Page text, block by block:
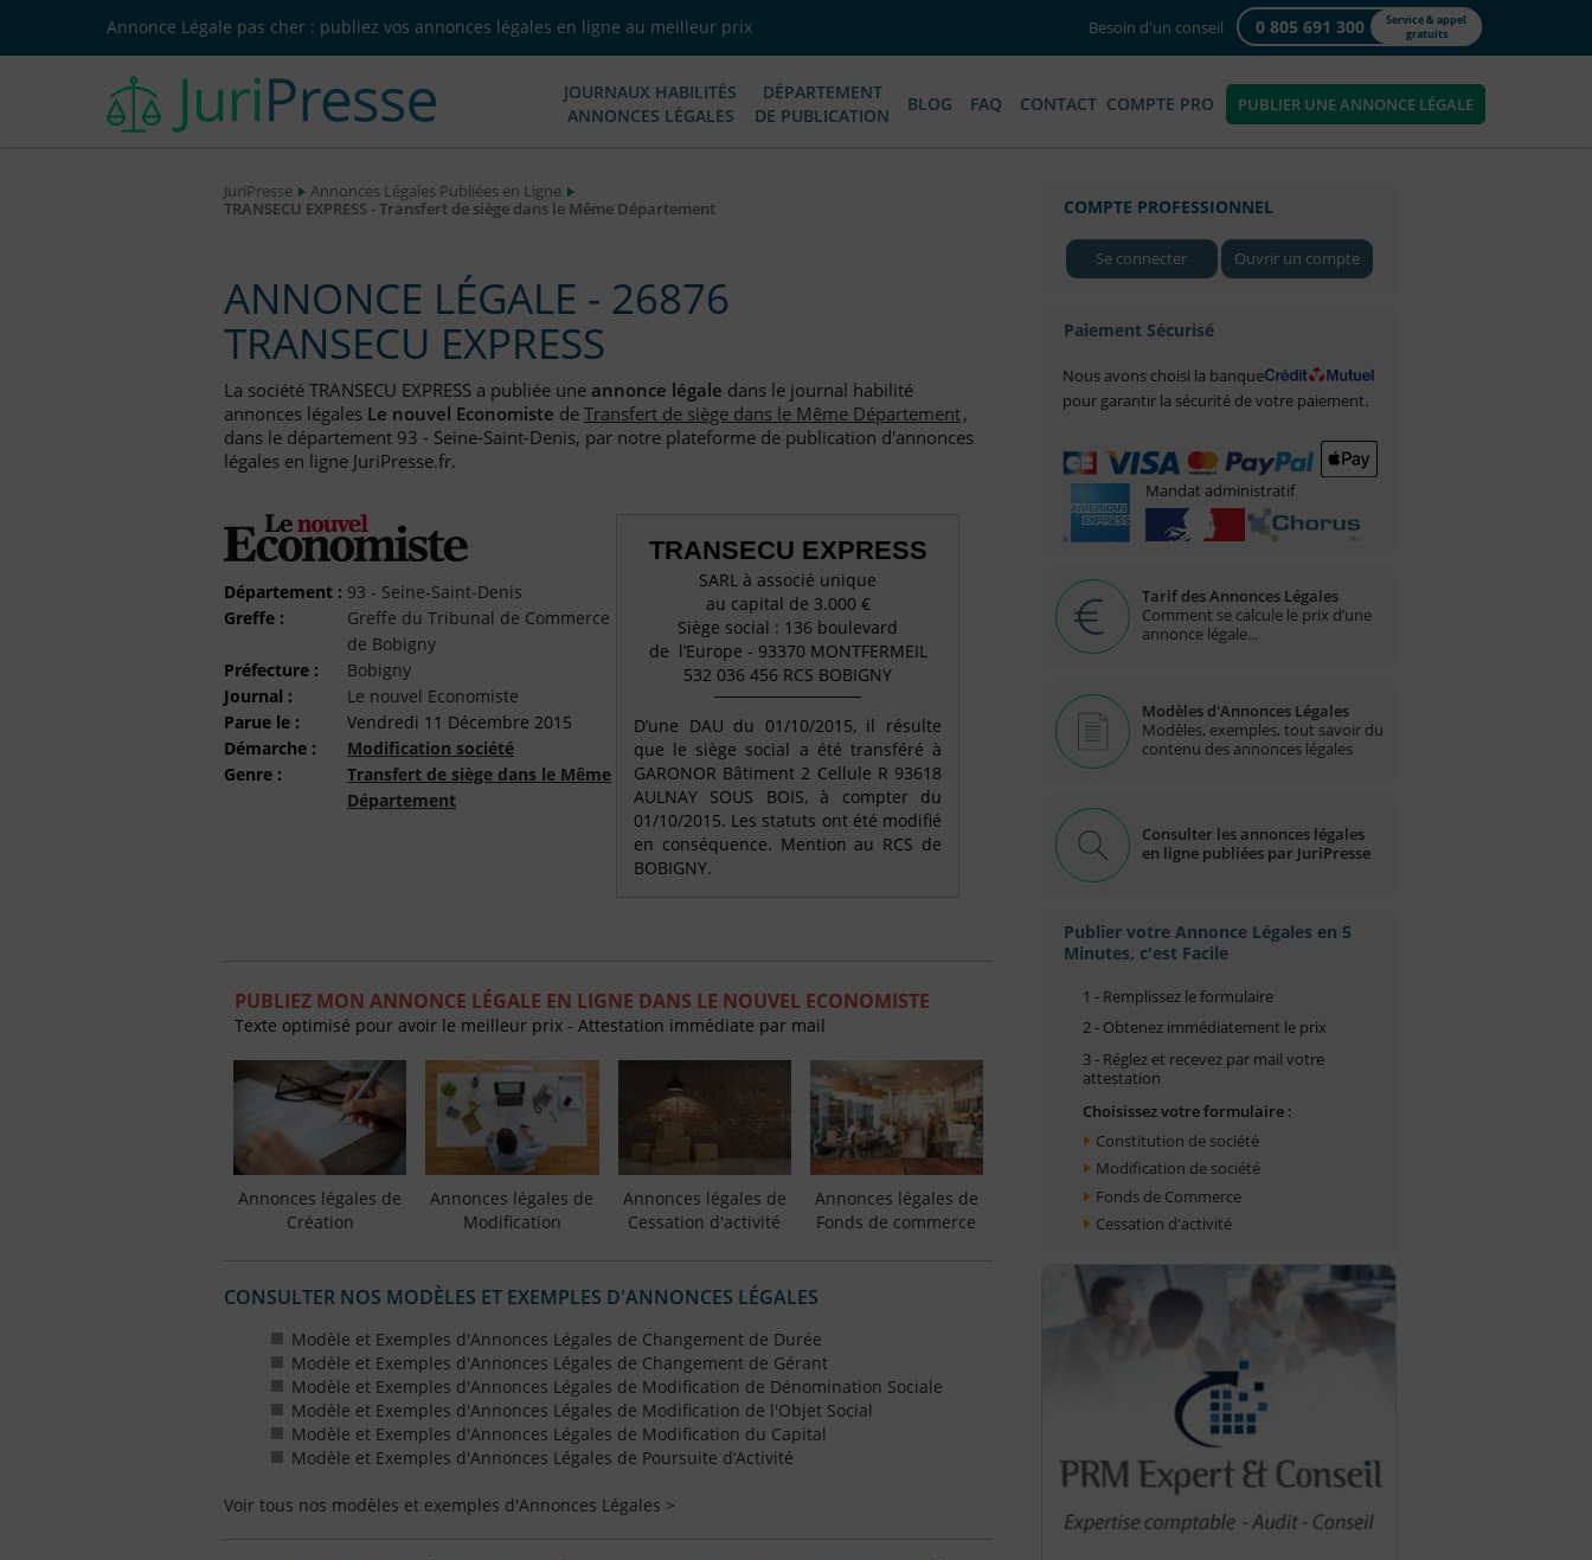
Annonce Légale pas cher : publiez vos annonces légales en ligne au meilleur prix Besoin d'un conseil 0 805 691 300
Service & appel
gratuits
JOURNAUX HABILITÉS
ANNONCES LÉGALES
DÉPARTEMENT
DE PUBLICATION
BLOG FAQ CONTACT COMPTE PRO PUBLIER UNE ANNONCE LÉGALE
JuriPresse
Annonces Légales Publiées en Ligne
TRANSECU EXPRESS - Transfert de siège dans le Même Département
ANNONCE LÉGALE - 26876
TRANSECU EXPRESS
La société TRANSECU EXPRESS a publiée une annonce légale dans le journal habilité
annonces légales Le nouvel Economiste deTransfert de siège dans le Même Département,
dans le département 93 - Seine-Saint-Denis, par notre plateforme de publication d'annonces
légales en ligne JuriPresse.fr.
Département : 93 - Seine-Saint-Denis
Greffe :
Greffe du Tribunal de Commerce
de Bobigny
Préfecture :
Bobigny
Journal :
Le nouvel Economiste
Parue le :
Vendredi 11 Décembre 2015
Démarche :
Modification société
Genre :
Transfert de siège dans le Même
Département
TRANSECU EXPRESS
SARL à associé unique
au capital de 3.000 €
Siège social : 136 boulevard
de l’Europe - 93370 MONTFERMEIL
532 036 456 RCS BOBIGNY
D’une DAU du 01/10/2015, il résulte
que le siège social a été transféré à
GARONOR Bâtiment 2 Cellule R 93618
AULNAY SOUS BOIS, à compter du
01/10/2015. Les statuts ont été modifié
en conséquence. Mention au RCS de
BOBIGNY.
PUBLIEZ MON ANNONCE LÉGALE EN LIGNE DANS LE NOUVEL ECONOMISTE
Texte optimisé pour avoir le meilleur prix - Attestation immédiate par mail
Annonces légales de
Création
Annonces légales de
Modification
Annonces légales de
Cessation d'activité
Annonces légales de
Fonds de commerce
CONSULTER NOS MODÈLES ET EXEMPLES D'ANNONCES LÉGALES
Modèle et Exemples d'Annonces Légales de Changement de Durée
Modèle et Exemples d'Annonces Légales de Changement de Gérant
Modèle et Exemples d'Annonces Légales de Modification de Dénomination Sociale
Modèle et Exemples d'Annonces Légales de Modification de l'Objet Social
Modèle et Exemples d'Annonces Légales de Modification du Capital
Modèle et Exemples d'Annonces Légales de Poursuite d’Activité
Voir tous nos modèles et exemples d'Annonces Légales >
COMPTE PROFESSIONNEL
Se connecter Ouvrir un compte
Paiement Sécurisé
Nous avons choisi la banque
pour garantir la sécurité de votre paiement.
Mandat administratif
Tarif des Annonces Légales
Comment se calcule le prix d’une
annonce légale...
Modèles d'Annonces Légales
Modèles, exemples, tout savoir du
contenu des annonces légales
Consulter les annonces légales
en ligne publiées par JuriPresse
Publier votre Annonce Légales en 5
Minutes, c'est Facile
1 - Remplissez le formulaire
2 - Obtenez immédiatement le prix
3 - Réglez et recevez par mail votre
attestation
Choisissez votre formulaire :
Constitution de société
Modification de société
Fonds de Commerce
Cessation d'activité